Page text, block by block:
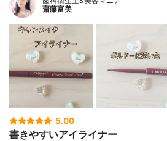
齋藤富美
5.00
書きやすいアイライナー